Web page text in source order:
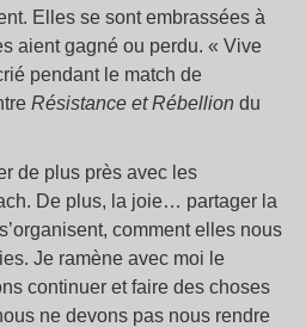
Elles se sont embrassées à
aient gagné ou perdu. « Vive
pendant le match de
Résistance et Rébellion du
de plus près avec les
De plus, la joie… partager la
comment elles nous
Je ramène avec moi le
continuer et faire des choses
ne devons pas nous rendre